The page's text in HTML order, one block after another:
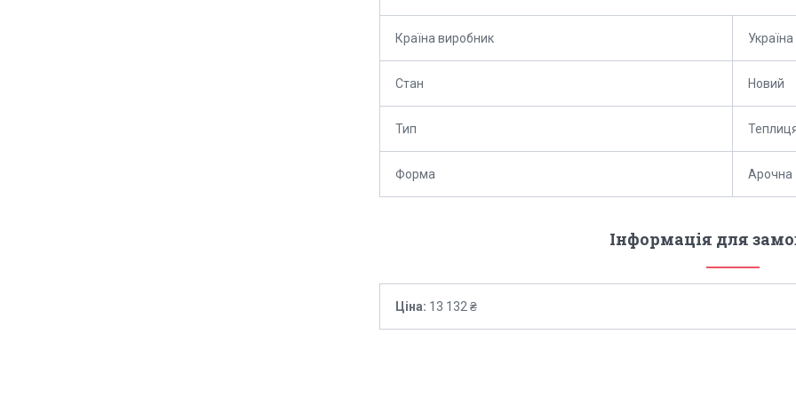
Країна виробник Україна
Стан Новий
Тип
Форма Арочна
Інформація для
Ціна: 13 132 ₴